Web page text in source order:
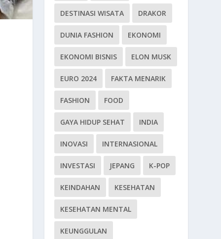
DESTINASI WISATA DRAKOR
DUNIA FASHION EKONOMI
EKONOMI BISNIS ELON MUSK
EURO 2024 FAKTA MENARIK
FASHION FOOD
GAYA HIDUP SEHAT INDIA
INOVASI INTERNASIONAL
INVESTASI JEPANG K-POP
KEINDAHAN KESEHATAN
KESEHATAN MENTAL
KEUNGGULAN